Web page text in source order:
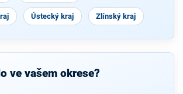
Ústecký kraj Zlínský kraj
ve vašem okrese?